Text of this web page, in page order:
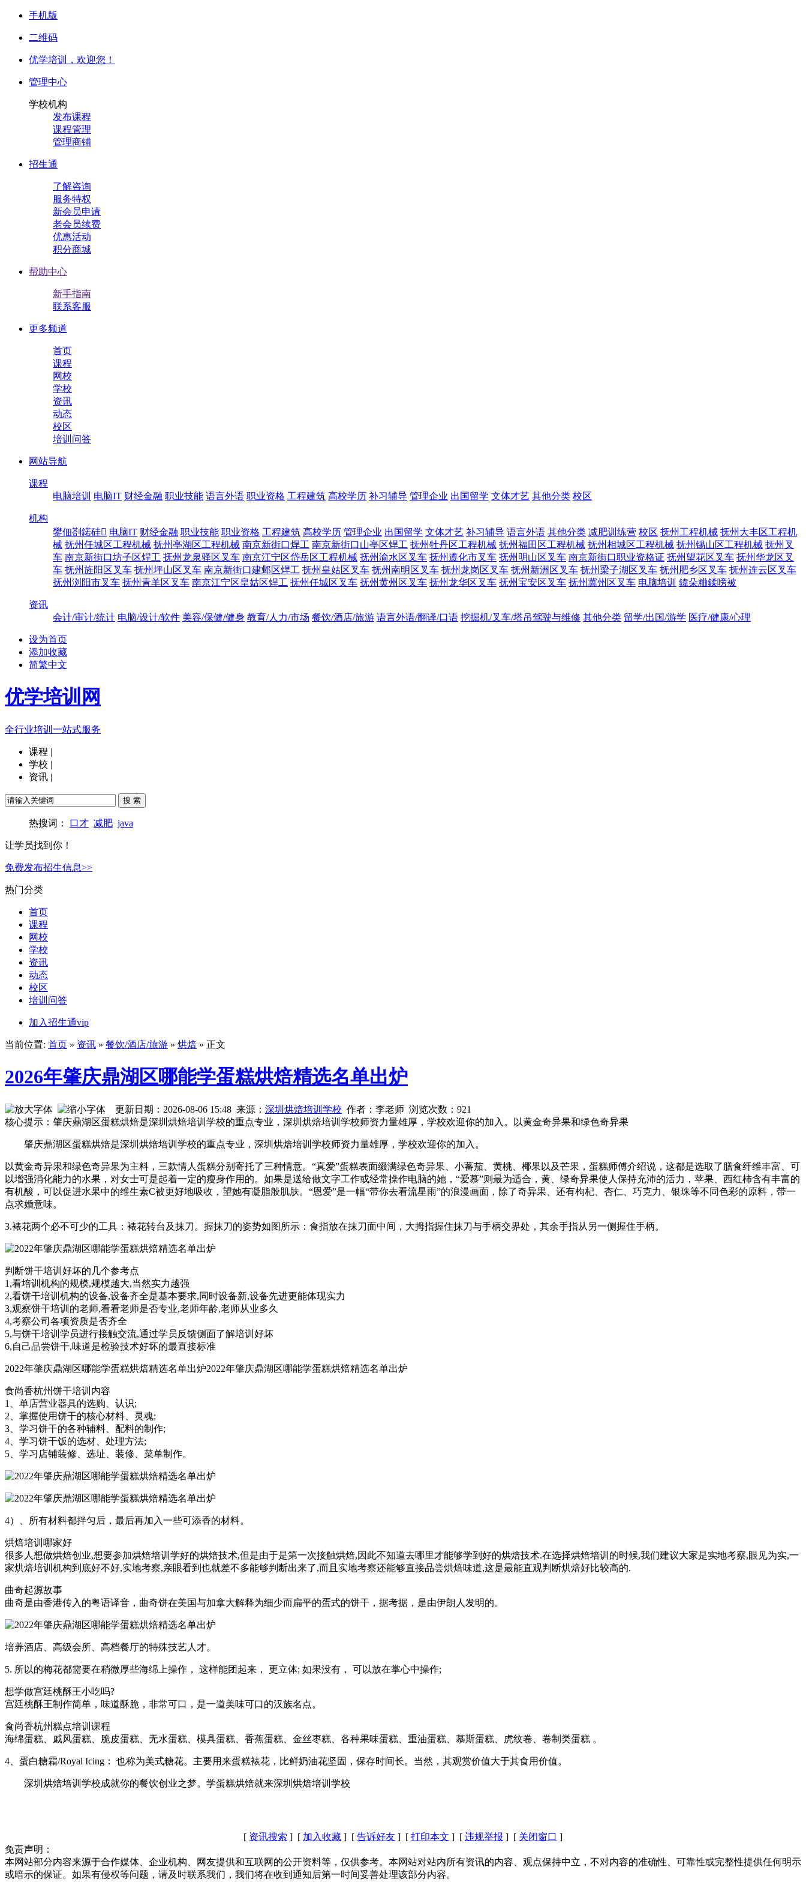
手机版
二维码
优学培训， 欢迎您！
管理中心
学校机构
发布课程
课程管理
管理商铺
招生通
了解咨询
服务特权
新会员申请
老会员续费
优惠活动
积分商城
帮助中心
新手指南
联系客服
更多频道
首页
课程
网校
学校
资讯
动态
校区
培训问答
网站导航
课程
电脑培训 电脑IT 财经金融 职业技能 语言外语 职业资格 工程建筑 高校学历 补习辅导 管理企业 出国留学 文体才艺 其他分类 校区
机构
鐢佃剳鍩硅 电脑IT 财经金融 职业技能 职业资格 工程建筑 高校学历 管理企业 出国留学 文体才艺 补习辅导 语言外语 其他分类 减肥训练营 校区 抚州工程机械 抚州大丰区工程机
械 抚州任城区工程机械 抚州亭湖区工程机械 南京新街口焊工 南京新街口山亭区焊工 抚州牡丹区工程机械 抚州福田区工程机械 抚州相城区工程机械 抚州锡山区工程机械 抚州叉
车 南京新街口坊子区焊工 抚州龙泉驿区叉车 南京江宁区岱岳区工程机械 抚州渝水区叉车 抚州遵化市叉车 抚州明山区叉车 南京新街口职业资格证 抚州望花区叉车 抚州华龙区叉
车 抚州旌阳区叉车 抚州坪山区叉车 南京新街口建邺区焊工 抚州皇姑区叉车 抚州南明区叉车 抚州龙岗区叉车 抚州新洲区叉车 抚州梁子湖区叉车 抚州肥乡区叉车 抚州连云区叉车
抚州浏阳市叉车 抚州青羊区叉车 南京江宁区皇姑区焊工 抚州任城区叉车 抚州黄州区叉车 抚州龙华区叉车 抚州宝安区叉车 抚州冀州区叉车 电脑培训 鍏朵粬鍒嗙被
资讯
会计/审计/统计 电脑/设计/软件 美容/保健/健身 教育/人力/市场 餐饮/酒店/旅游 语言外语/翻译/口语 挖掘机/叉车/塔吊驾驶与维修 其他分类 留学/出国/游学 医疗/健康/心理
设为首页
添加收藏
简繁中文
优学培训网
全行业培训一站式服务
课程 |
学校 |
资讯 |
热搜词： 口才 减肥 java
让学员找到你！
免费发布招生信息>>
热门分类
首页
课程
网校
学校
资讯
动态
校区
培训问答
加入招生通vip
当前位置: 首页 » 资讯 » 餐饮/酒店/旅游 » 烘焙 » 正文
2026年肇庆鼎湖区哪能学蛋糕烘焙精选名单出炉
更新日期：2026-08-06 15:48 来源： 深圳烘焙培训学校 作者：李老师 浏览次数： 921
核心提示：肇庆鼎湖区蛋糕烘焙是深圳烘焙培训学校的重点专业，深圳烘焙培训学校师资力量雄厚，学校欢迎你的加入。以黄金奇异果和绿色奇异果
肇庆鼎湖区蛋糕烘焙是深圳烘焙培训学校的重点专业，深圳烘焙培训学校师资力量雄厚，学校欢迎你的加入。
以黄金奇异果和绿色奇异果为主料，三款情人蛋糕分别寄托了三种情意。“真爱”蛋糕表面缀满绿色奇异果、小蕃茄、黄桃、椰果以及芒果，蛋糕师傅介绍说，这都是选取了膳食纤维丰富、可
以增强消化能力的水果，对女士可是起着一定的瘦身作用的。如果是送给做文字工作或经常操作电脑的她，“爱慕”则最为适合，黄、绿奇异果使人保持充沛的活力，苹果、西红柿含有丰富的
有机酸，可以促进水果中的维生素C被更好地吸收，望她有凝脂般肌肤。“恩爱”是一幅“带你去看流星雨”的浪漫画面，除了奇异果、还有枸杞、杏仁、巧克力、银珠等不同色彩的原料，带一
点求婚意味。
3.裱花两个必不可少的工具：裱花转台及抹刀。握抹刀的姿势如图所示：食指放在抹刀面中间，大拇指握住抹刀与手柄交界处，其余手指从另一侧握住手柄。
判断饼干培训好坏的几个参考点
1,看培训机构的规模,规模越大,当然实力越强
2,看饼干培训机构的设备,设备齐全是基本要求,同时设备新,设备先进更能体现实力
3,观察饼干培训的老师,看看老师是否专业,老师年龄,老师从业多久
4,考察公司各项资质是否齐全
5,与饼干培训学员进行接触交流,通过学员反馈侧面了解培训好坏
6,自己品尝饼干,味道是检验技术好坏的最直接标准
2022年肇庆鼎湖区哪能学蛋糕烘焙精选名单出炉2022年肇庆鼎湖区哪能学蛋糕烘焙精选名单出炉
食尚香杭州饼干培训内容
1、单店营业器具的选购、认识;
2、掌握使用饼干的核心材料、灵魂;
3、学习饼干的各种辅料、配料的制作;
4、学习饼干饭的选材、处理方法;
5、学习店铺装修、选址、装修、菜单制作。
4）、所有材料都拌匀后，最后再加入一些可添香的材料。
烘焙培训哪家好
很多人想做烘焙创业,想要参加烘焙培训学好的烘焙技术,但是由于是第一次接触烘焙,因此不知道去哪里才能够学到好的烘焙技术.在选择烘焙培训的时候,我们建议大家是实地考察,眼见为实,一
家烘焙培训机构到底好不好,实地考察,亲眼看到也就差不多能够判断出来了,而且实地考察还能够直接品尝烘焙味道,这是最能直观判断烘焙好比较高的.
曲奇起源故事
曲奇是由香港传入的粤语译音，曲奇饼在美国与加拿大解释为细少而扁平的蛋式的饼干，据考据，是由伊朗人发明的。
培养酒店、高级会所、高档餐厅的特殊技艺人才。
5. 所以的梅花都需要在稍微厚些海绵上操作， 这样能团起来， 更立体; 如果没有， 可以放在掌心中操作;
想学做宫廷桃酥王小吃吗?
宫廷桃酥王制作简单，味道酥脆，非常可口，是一道美味可口的汉族名点。
食尚香杭州糕点培训课程
海绵蛋糕、戚风蛋糕、脆皮蛋糕、无水蛋糕、模具蛋糕、香蕉蛋糕、金丝枣糕、各种果味蛋糕、重油蛋糕、慕斯蛋糕、虎纹卷、卷制类蛋糕 。
4、蛋白糖霜/Royal Icing： 也称为美式糖花。主要用来蛋糕裱花，比鲜奶油花坚固，保存时间长。当然，其观赏价值大于其食用价值。
深圳烘焙培训学校成就你的餐饮创业之梦。学蛋糕烘焙就来深圳烘焙培训学校
[ 资讯搜索 ] [ 加入收藏 ] [ 告诉好友 ] [ 打印本文 ] [ 违规举报 ] [ 关闭窗口 ]
免责声明：
本网站部分内容来源于合作媒体、企业机构、网友提供和互联网的公开资料等，仅供参考。本网站对站内所有资讯的内容、观点保持中立，不对内容的准确性、可靠性或完整性提供任何明示
或暗示的保证。如果有侵权等问题，请及时联系我们，我们将在收到通知后第一时间妥善处理该部分内容。